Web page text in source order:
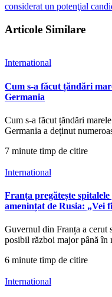
considerat un potenţial
Articole Similare
International
Cum s-a făcut țăndări
Germania
Cum s-a făcut țăndări
Germania a deținut
7 minute timp de citire
International
Franța pregătește
amenințat de Rusia: „Vei
Guvernul din Franța a cerut
posibil război major până
6 minute timp de citire
International